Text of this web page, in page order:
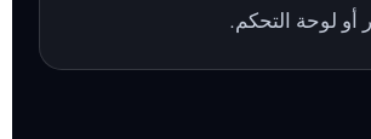
أو لوحة التحكم.